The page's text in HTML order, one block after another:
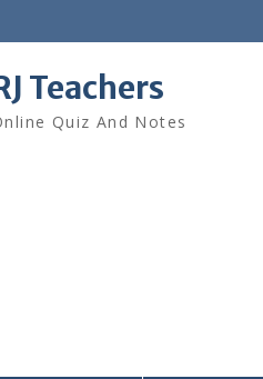
Teachers
Quiz And Notes